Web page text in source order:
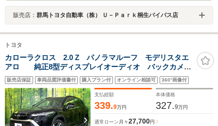
販売店： 群馬トヨタ自動車（株） Ｕ－Ｐａｒｋ桐生バイパス店
トヨタ
カローラクロス 2.0 Z パノラマルーフ モデリスタエ
アロ 純正8型ディスプレイオーディオ バックカメ
ラ 衝突軽減 シートヒーター パワーバックドア レ
ーダークルコン レーンアシスト Bluetooth ETC
LEDヘッド
販売店保証 車両品質評価書付 購入プラン付 オンライン相談可 360°画像付
支払総額
339.9万円
本体価格
327.9万円
通常ローン 月々27,700円